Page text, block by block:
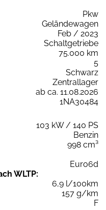
Pkw
Geländewagen
Feb / 2023
Schaltgetriebe
75.000 km
5
Schwarz
Zentrallager
ab ca. 11.08.2026
1NA30484
103 kW / 140 PS
Benzin
998 cm³
Euro6d
WLTP:
6,9 l/100km
157 g/km
F